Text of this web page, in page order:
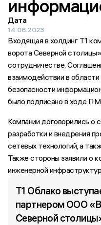
Дата
14.06.2023
Входящая в холдинг Т1
ворота Северной
сотрудничестве.
взаимодействии в
безопасности
было подписано в ходе
Компании договорились о
разработки и внедрения
сетевых технологий, а
Также стороны заявили о
инженерной
Т1 Облако
партнером ООО
Северной